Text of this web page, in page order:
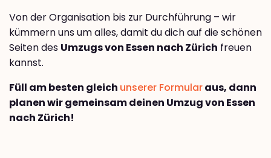
Von der Organisation bis zur Durchführung – wir
kümmern uns um alles, damit du dich auf die schönen
Seiten des Umzugs von Essen nach Zürich freuen
kannst.
Füll am besten gleich unserer Formularaus, dann
planen wir gemeinsam deinen Umzug von Essen
nach Zürich!